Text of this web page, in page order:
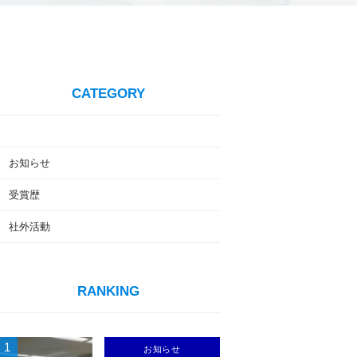
CATEGORY
お知らせ
受賞歴
社外活動
RANKING
1 お知らせ